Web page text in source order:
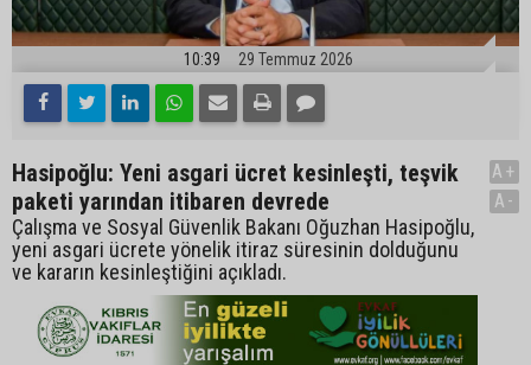
10:39 29 Temmuz 2026
Hasipoğlu: Yeni asgari ücret kesinleşti, teşvik
paketi yarından itibaren devrede
Çalışma ve Sosyal Güvenlik Bakanı Oğuzhan Hasipoğlu,
yeni asgari ücrete yönelik itiraz süresinin dolduğunu
ve kararın kesinleştiğini açıkladı.
A+
A-